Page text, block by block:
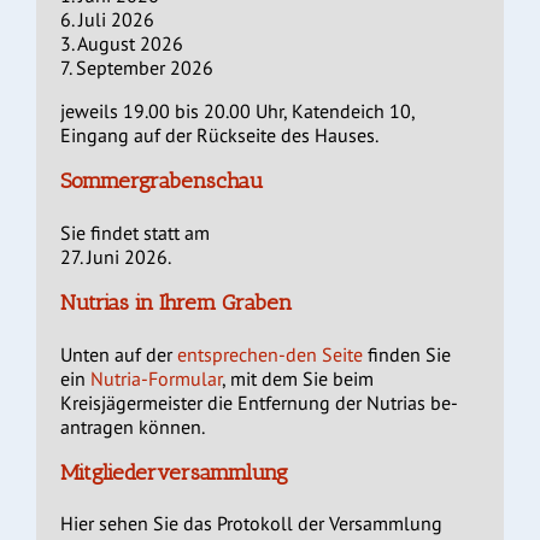
6. Juli 2026
3. August 2026
7. September 2026
jeweils 19.00 bis 20.00 Uhr, Katendeich 10,
Eingang auf der Rückseite des Hauses.
Sommergrabenschau
Sie findet statt am
27. Juni 2026.
Nutrias in Ihrem Graben
Unten auf derentsprechen-den Seite finden Sie
ein Nutria-Formular, mit dem Sie beim
Kreisjägermeister die Entfernung der Nutrias be-
antragen können.
Mitgliederversammlung
Hier sehen Sie das Protokoll der Versammlung